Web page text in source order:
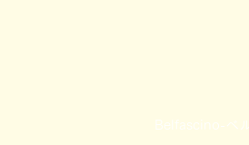
Belfascino-ベ